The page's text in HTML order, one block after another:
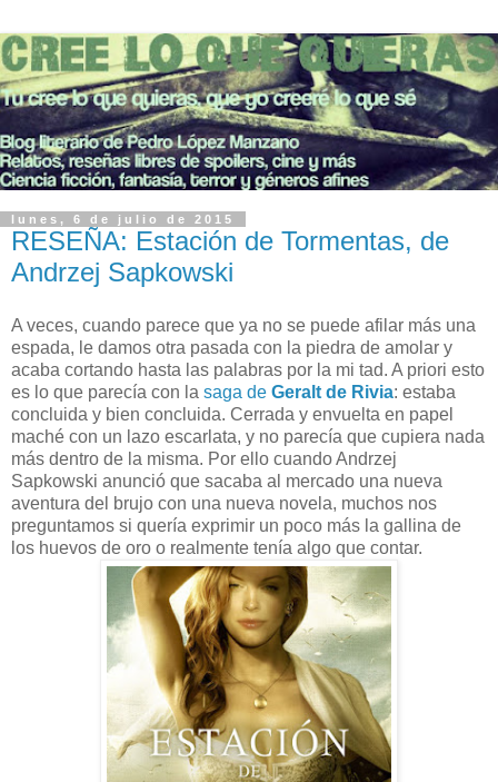
lunes, 6 de julio de 2015
RESEÑA: Estación de Tormentas, de
Andrzej Sapkowski
A veces, cuando parece que ya no se puede afilar más una
espada, le damos otra pasada con la piedra de amolar y
acaba cortando hasta las palabras por la mi tad. A priori esto
es lo que parecía con la saga de Geralt de Rivia: estaba
concluida y bien concluida. Cerrada y envuelta en papel
maché con un lazo escarlata, y no parecía que cupiera nada
más dentro de la misma. Por ello cuando Andrzej
Sapkowski anunció que sacaba al mercado una nueva
aventura del brujo con una nueva novela, muchos nos
preguntamos si quería exprimir un poco más la gallina de
los huevos de oro o realmente tenía algo que contar.